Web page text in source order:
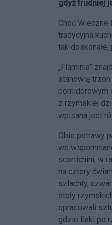
gdyż trudniej
Choć
tradycyjna
tak
„Flaminia”
stanowią trzon
pomidorowym
z rzymskiej
wpisana jest
Obie potrawy
we
scortichini, w
na cztery
szlachty,
stoły
opracowali
gdzie flaki po